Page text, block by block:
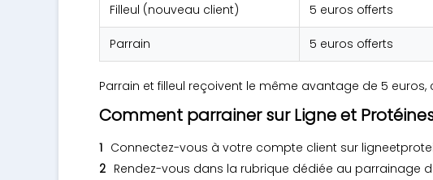
Filleul (nouveau client) 5 euros offerts
Parrain 5 euros offerts
Parrain et filleul reçoivent le même avantage de 5
Comment parrainer sur Ligne et
Connectez-vous à votre compte client sur
Rendez-vous dans la rubrique dédiée au parrainage